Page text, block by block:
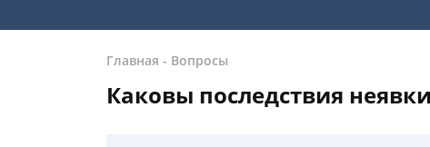
Главная - Вопросы
Каковы последствия